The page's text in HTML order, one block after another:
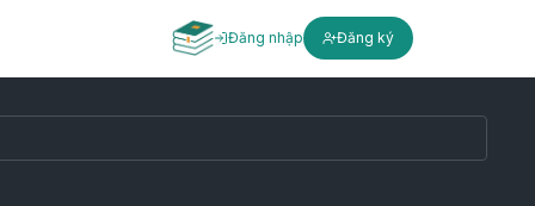
Đăng nhập Đăng ký